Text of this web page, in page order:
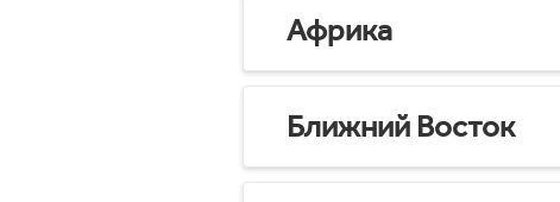
Африка
Ближний Восток